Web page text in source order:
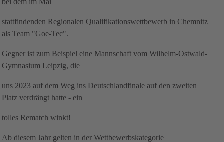
bei dem im Mai
stattfindenden Regionalen Qualifikationswettbewerb in Chemnitz
als Team "Goe-Tec".
Gegner ist zum Beispiel eine Mannschaft vom Wilhelm-Ostwald-
Gymnasium Leipzig, die
uns 2023 auf dem Weg ins Deutschlandfinale auf den zweiten
Platz verdrängt hatte - ein
tolles Rematch winkt!
Ab diesem Jahr gelten in der Wettbewerbskategorie